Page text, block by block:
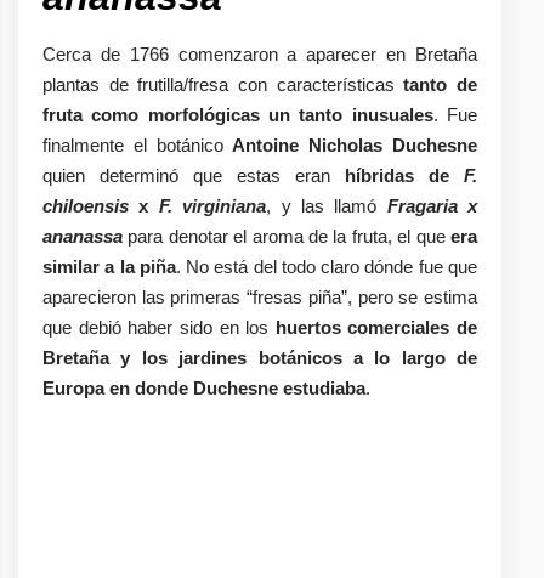
Cerca de 1766 comenzaron a aparecer en Bretaña
plantas de frutilla/fresa con característicastanto de
fruta como morfológicas un tanto inusuales. Fue
finalmente el botánicoAntoine Nicholas Duchesne
quien determinó que estas eran híbridas de F.
chiloensis x F. virginiana, y las llamó Fragaria x
ananassa para denotar el aroma de la fruta, el que era
similar a la piña. No está del todo claro dónde fue que
aparecieron las primeras “fresas piña”, pero se estima
que debió haber sido en los huertos comerciales de
Bretaña y los jardines botánicos a lo largo de
Europa en donde Duchesne estudiaba.